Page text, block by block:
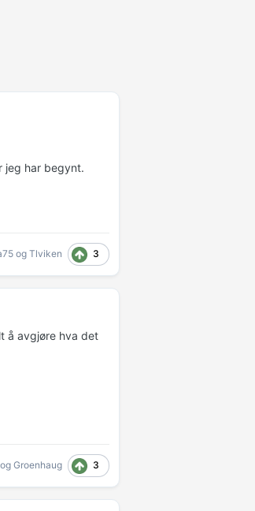
jeg har begynt.
og Tlviken 3
å avgjøre hva det
og Groenhaug 3